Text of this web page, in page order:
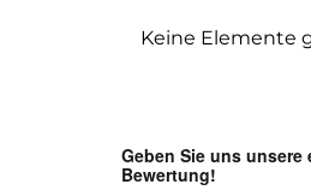
Keine Elemente